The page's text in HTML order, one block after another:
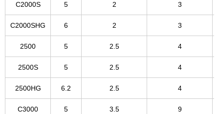
C2000S 5 2 3
C2000SHG 6 2 3
2500 5 2.5 4
2500S 5 2.5 4
2500HG 6.2 2.5 4
C3000 5 3.5 9